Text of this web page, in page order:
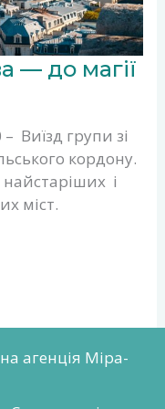
— до магії
Виїзд групи зі
кордону.
і
міст.
агенція Міра-